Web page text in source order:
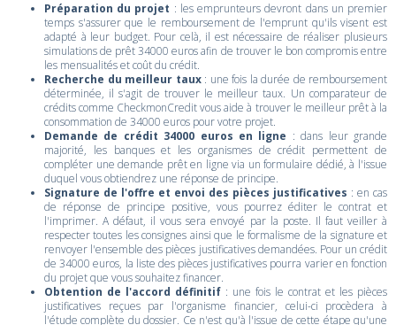
Préparation du projet : les emprunteurs devront dans un premier
temps s'assurer que le remboursement de l'emprunt qu'ils visent est
adapté à leur budget. Pour celà, il est nécessaire de réaliser plusieurs
simulations de prêt 34000 euros afin de trouver le bon compromis entre
les mensualités et coût du crédit.
Recherche du meilleur taux: une fois la durée de remboursement
déterminée, il s'agit de trouver le meilleur taux. Un comparateur de
crédits comme CheckmonCredit vous aide à trouver le meilleur prêt à la
consommation de 34000 euros pour votre projet.
Demande de crédit 34000 euros en ligne : dans leur grande
majorité, les banques et les organismes de crédit permettent de
compléter une demande prêt en ligne via un formulaire dédié, à l'issue
duquel vous obtiendrez une réponse de principe.
Signature de l'offre et envoi des pièces justificatives : en cas
de réponse de principe positive, vous pourrez éditer le contrat et
l'imprimer. A défaut, il vous sera envoyé par la poste. Il faut veiller à
respecter toutes les consignes ainsi que le formalisme de la signature et
renvoyer l'ensemble des pièces justificatives demandées. Pour un crédit
de 34000 euros, la liste des pièces justificatives pourra varier en fonction
du projet que vous souhaitez financer.
Obtention de l'accord définitif : une fois le contrat et les pièces
justificatives reçues par l'organisme financier, celui-ci procèdera à
l'étude complète du dossier. Ce n'est qu'à l'issue de cette étape qu'une